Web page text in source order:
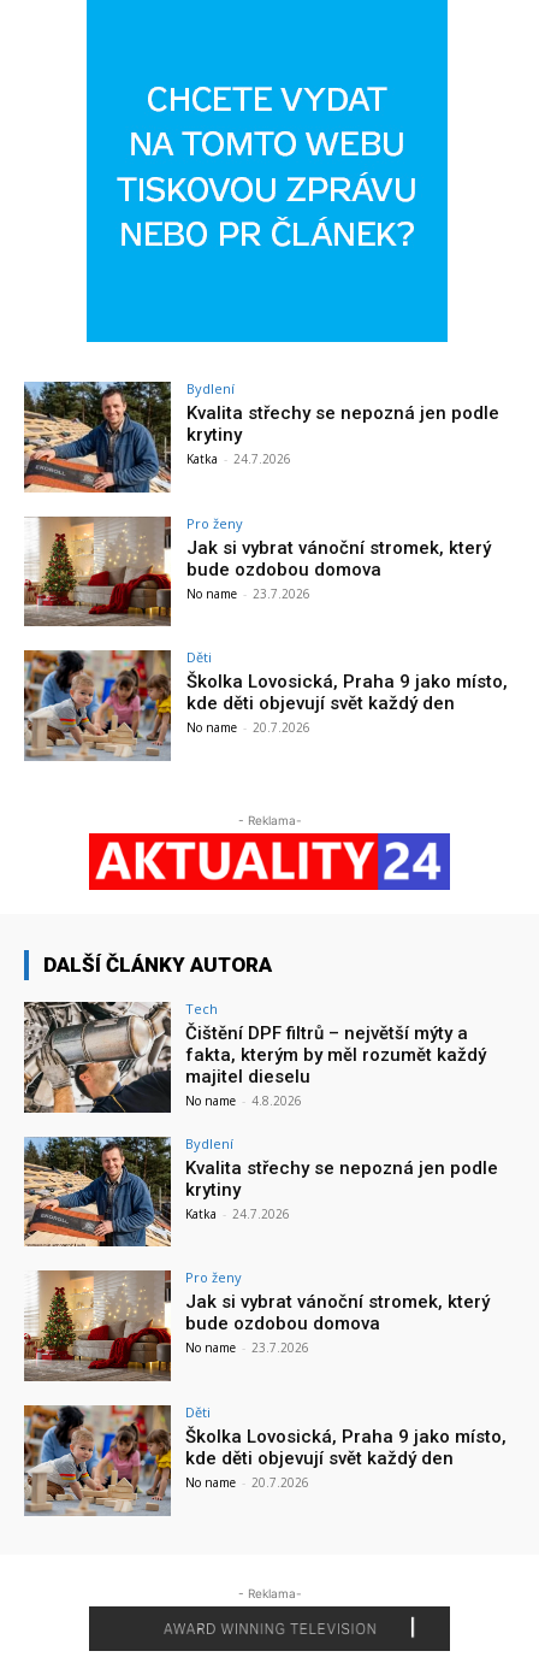
Bydlení
Kvalita střechy se nepozná jen podle
krytiny
Katka - 24.7.2026
Pro ženy
Jak si vybrat vánoční stromek, který
bude ozdobou domova
No name - 23.7.2026
Děti
Školka Lovosická, Praha 9 jako místo,
kde děti objevují svět každý den
No name - 20.7.2026
- Reklama-
DALŠÍ ČLÁNKY AUTORA
Tech
Čištění DPF filtrů – největší mýty a
fakta, kterým by měl rozumět každý
majitel dieselu
No name - 4.8.2026
Bydlení
Kvalita střechy se nepozná jen podle
krytiny
Katka - 24.7.2026
Pro ženy
Jak si vybrat vánoční stromek, který
bude ozdobou domova
No name - 23.7.2026
Děti
Školka Lovosická, Praha 9 jako místo,
kde děti objevují svět každý den
No name - 20.7.2026
- Reklama-